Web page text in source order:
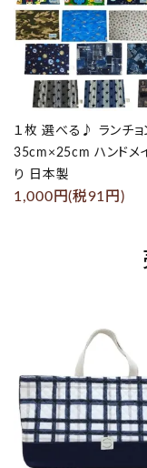
１枚 選べる♪ ランチョ
35cm×25cm ハンドメ
り 日本製
1,000円(税91円)